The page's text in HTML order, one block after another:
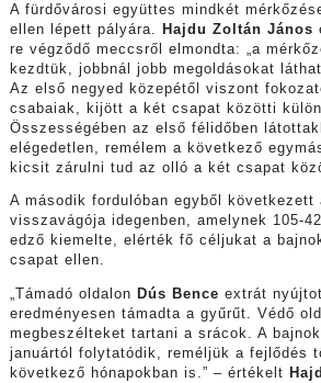
A fürdővárosi együttes mindkét
ellen lépett pályára.
Hajdu Zoltán János
re végződő meccsről elmondta:
„a
kezdtük, jobbnál jobb megoldásokat
Az első negyed közepétől viszont
csabaiak, kijött a két csapat közötti
Összességében az első félidőben
elégedetlen, remélem a következő
kicsit zárulni tud az olló a két csapat
A második fordulóban egyből következett
visszavágója idegenben, amelynek 105-
edző kiemelte, elérték fő céljukat a
csapat ellen.
„ Támadó oldalon Dús Bence extrát
eredményesen támadta a gyűrűt. Védő
megbeszélteket tartani a srácok. A
januártól folytatódik, reméljük a fejlődés
következő hónapokban is.” – értékelt